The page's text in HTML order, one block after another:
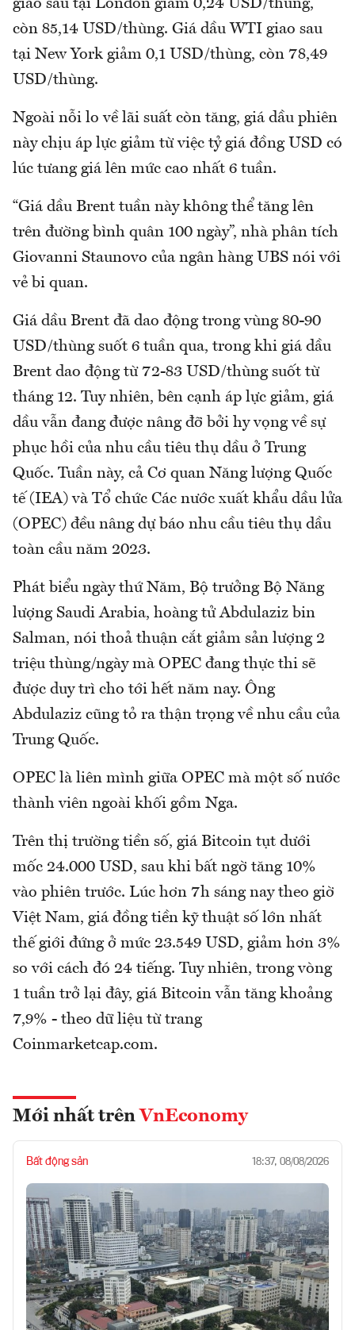
giao sau tại London giảm 0,24 USD/thùng,
còn 85,14 USD/thùng. Giá dầu WTI giao sau
tại New York giảm 0,1 USD/thùng, còn 78,49
USD/thùng.
Ngoài nỗi lo về lãi suất còn tăng, giá dầu phiên
này chịu áp lực giảm từ việc tỷ giá đồng USD có
lúc tưang giá lên mức cao nhất 6 tuần.
“Giá dầu Brent tuần này không thể tăng lên
trên đường bình quân 100 ngày”, nhà phân tích
Giovanni Staunovo của ngân hàng UBS nói với
vẻ bi quan.
Giá dầu Brent đã dao động trong vùng 80-90
USD/thùng suốt 6 tuần qua, trong khi giá dầu
Brent dao động từ 72-83 USD/thùng suốt từ
tháng 12. Tuy nhiên, bên cạnh áp lực giảm, giá
dầu vẫn đang được nâng đỡ bởi hy vọng về sự
phục hồi của nhu cầu tiêu thụ dầu ở Trung
Quốc. Tuần này, cả Cơ quan Năng lượng Quốc
tế (IEA) và Tổ chức Các nước xuất khẩu dầu lửa
(OPEC) đều nâng dự báo nhu cầu tiêu thụ dầu
toàn cầu năm 2023.
Phát biểu ngày thứ Năm, Bộ trưởng Bộ Năng
lượng Saudi Arabia, hoàng tử Abdulaziz bin
Salman, nói thoả thuận cắt giảm sản lượng 2
triệu thùng/ngày mà OPEC đang thực thi sẽ
được duy trì cho tới hết năm nay. Ông
Abdulaziz cũng tỏ ra thận trọng về nhu cầu của
Trung Quốc.
OPEC là liên mình giữa OPEC mà một số nước
thành viên ngoài khối gồm Nga.
Trên thị trường tiền số, giá Bitcoin tụt dưới
mốc 24.000 USD, sau khi bất ngờ tăng 10%
vào phiên trước. Lúc hơn 7h sáng nay theo giờ
Việt Nam, giá đồng tiền kỹ thuật số lớn nhất
thế giới đứng ở mức 23.549 USD, giảm hơn 3%
so với cách đó 24 tiếng. Tuy nhiên, trong vòng
1 tuần trở lại đây, giá Bitcoin vẫn tăng khoảng
7,9% - theo dữ liệu từ trang
Coinmarketcap.com.
Mới nhất trên VnEconomy
Bất động sản 18:37, 08/08/2026